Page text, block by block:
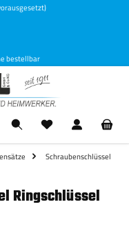
bestellbar
Schraubenschlüssel
Ringschlüssel